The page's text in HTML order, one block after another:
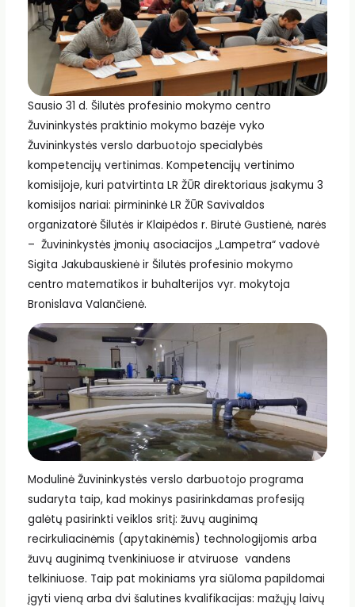
Sausio 31 d. Šilutės profesinio mokymo centro
Žuvininkystės praktinio mokymo bazėje vyko
Žuvininkystės verslo darbuotojo specialybės
kompetencijų vertinimas. Kompetencijų vertinimo
komisijoje, kuri patvirtinta LR ŽŪR direktoriaus įsakymu 3
komisijos nariai: pirmininkė LR ŽŪR Savivaldos
organizatorė Šilutės ir Klaipėdos r. Birutė Gustienė, narės
– Žuvininkystės įmonių asociacijos „Lampetra“ vadovė
Sigita Jakubauskienė ir Šilutės profesinio mokymo
centro matematikos ir buhalterijos vyr. mokytoja
Bronislava Valančienė.
Modulinė Žuvininkystės verslo darbuotojo programa
sudaryta taip, kad mokinys pasirinkdamas profesiją
galėtų pasirinkti veiklos sritį: žuvų auginimą
recirkuliacinėmis (apytakinėmis) technologijomis arba
žuvų auginimą tvenkiniuose ir atviruose vandens
telkiniuose. Taip pat mokiniams yra siūloma papildomai
įgyti vieną arba dvi šalutines kvalifikacijas: mažųjų laivų